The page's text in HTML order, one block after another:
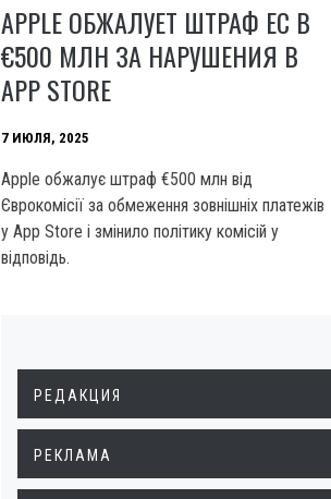
APPLE ОБЖАЛУЕТ ШТРАФ ЕС В
€500 МЛН ЗА НАРУШЕНИЯ В
APP STORE
7 ИЮЛЯ, 2025
Apple обжалує штраф €500 млн від
Єврокомісії за обмеження зовнішніх платежів
у App Store і змінило політику комісій у
відповідь.
РЕДАКЦИЯ
РЕКЛАМА